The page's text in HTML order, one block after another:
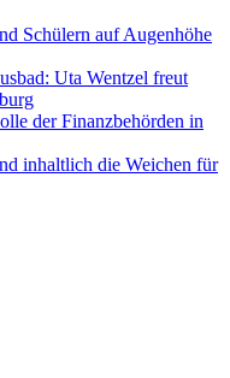
Schülern auf Augenhöhe
Uta Wentzel freut
der Finanzbehörden in
inhaltlich die Weichen für